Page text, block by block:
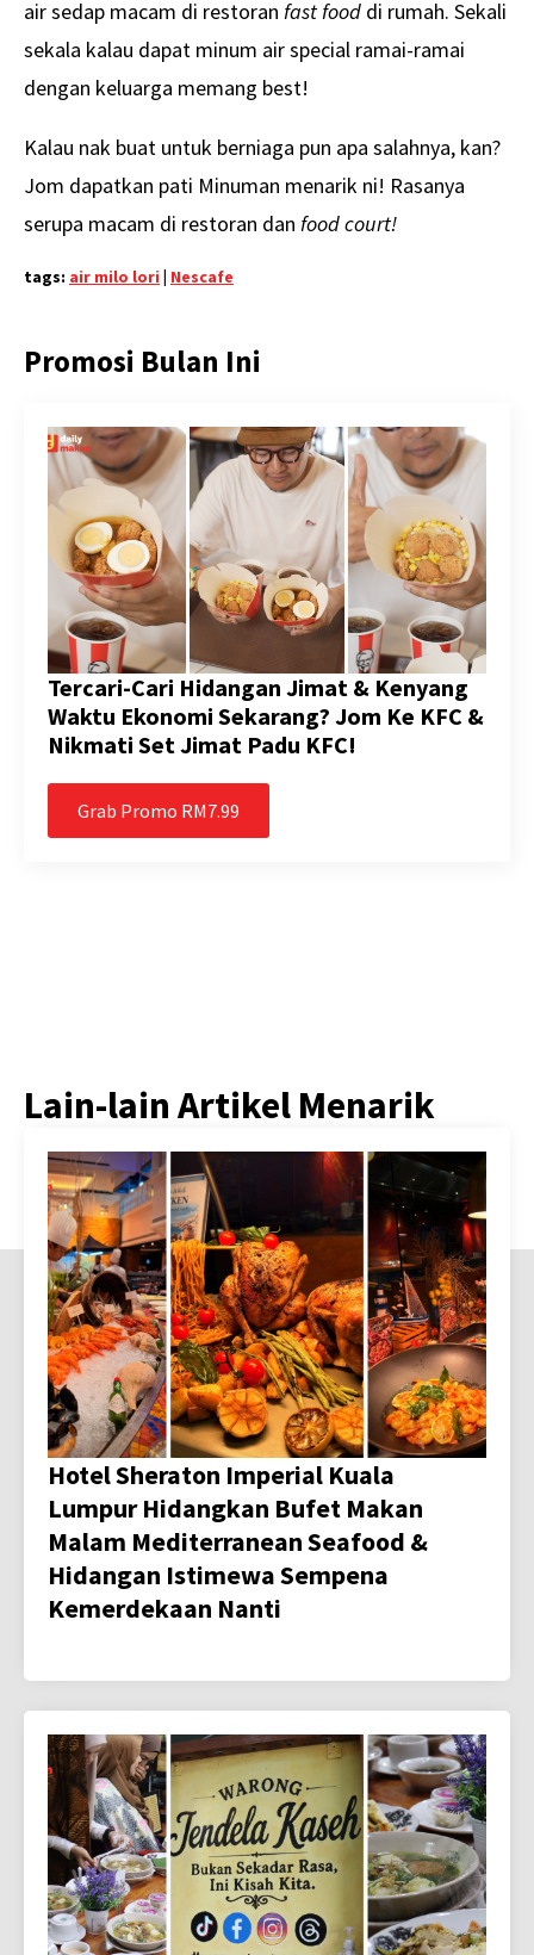
air sedap macam di restoran fast food di rumah. Sekali
sekala kalau dapat minum air special ramai-ramai
dengan keluarga memang best!
Kalau nak buat untuk berniaga pun apa salahnya, kan?
Jom dapatkan pati Minuman menarik ni! Rasanya
serupa macam di restoran dan food court!
tags: air milo lori | Nescafe
Promosi Bulan Ini
Tercari-Cari Hidangan Jimat & Kenyang
Waktu Ekonomi Sekarang? Jom Ke KFC &
Nikmati Set Jimat Padu KFC!
Grab Promo RM7.99
Lain-lain Artikel Menarik
Hotel Sheraton Imperial Kuala
Lumpur Hidangkan Bufet Makan
Malam Mediterranean Seafood &
Hidangan Istimewa Sempena
Kemerdekaan Nanti